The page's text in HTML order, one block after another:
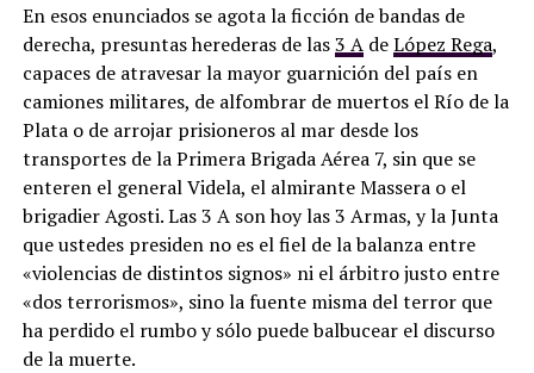
En esos enunciados se agota la ficción de bandas de
derecha, presuntas herederas de las3 AdeLópez Rega,
capaces de atravesar la mayor guarnición del país en
camiones militares, de alfombrar de muertos el Río de la
Plata o de arrojar prisioneros al mar desde los
transportes de la Primera Brigada Aérea 7, sin que se
enteren el general Videla, el almirante Massera o el
brigadier Agosti. Las 3 A son hoy las 3 Armas, y la Junta
que ustedes presiden no es el fiel de la balanza entre
«violencias de distintos signos» ni el árbitro justo entre
«dos terrorismos», sino la fuente misma del terror que
ha perdido el rumbo y sólo puede balbucear el discurso
de la muerte.